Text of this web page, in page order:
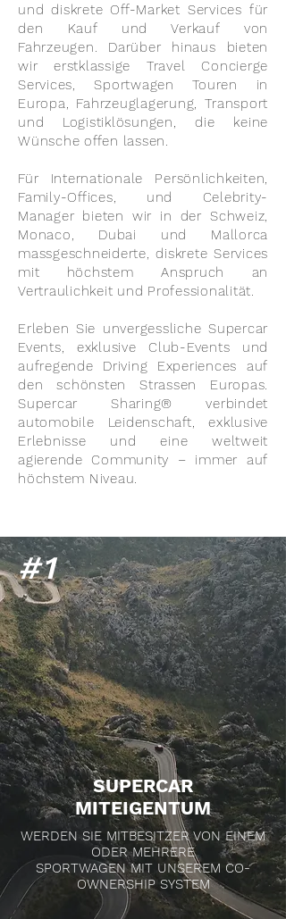
und diskrete Off-Market Services für
den Kauf und Verkauf von
Fahrzeugen. Darüber hinaus bieten
wir erstklassige Travel Concierge
Services, Sportwagen Touren in
Europa, Fahrzeuglagerung, Transport
und Logistiklösungen, die keine
Wünsche offen lassen.
Für Internationale Persönlichkeiten,
Family-Offices, und Celebrity-
Manager bieten wir in der Schweiz,
Monaco, Dubai und Mallorca
massgeschneiderte, diskrete Services
mit höchstem Anspruch an
Vertraulichkeit und Professionalität.
Erleben Sie unvergessliche Supercar
Events, exklusive Club-Events und
aufregende Driving Experiences auf
den schönsten Strassen Europas.
Supercar Sharing® verbindet
automobile Leidenschaft, exklusive
Erlebnisse und eine weltweit
agierende Community – immer auf
höchstem Niveau.
#1
SUPERCAR
MITEIGENTUM
WERDEN SIE MITBESITZER VON EINEM
ODER MEHRERE
SPORTWAGEN MIT UNSEREM CO-
OWNERSHIP SYSTEM